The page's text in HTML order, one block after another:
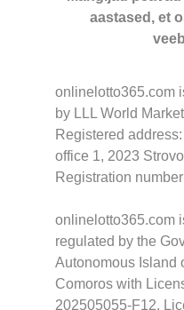
aastased, et
onlinelotto365.com
by LLL World
Registered
office 1, 2023
Registration
onlinelotto365.com
regulated by the
Autonomous Island
Comoros with
202505055-F12.